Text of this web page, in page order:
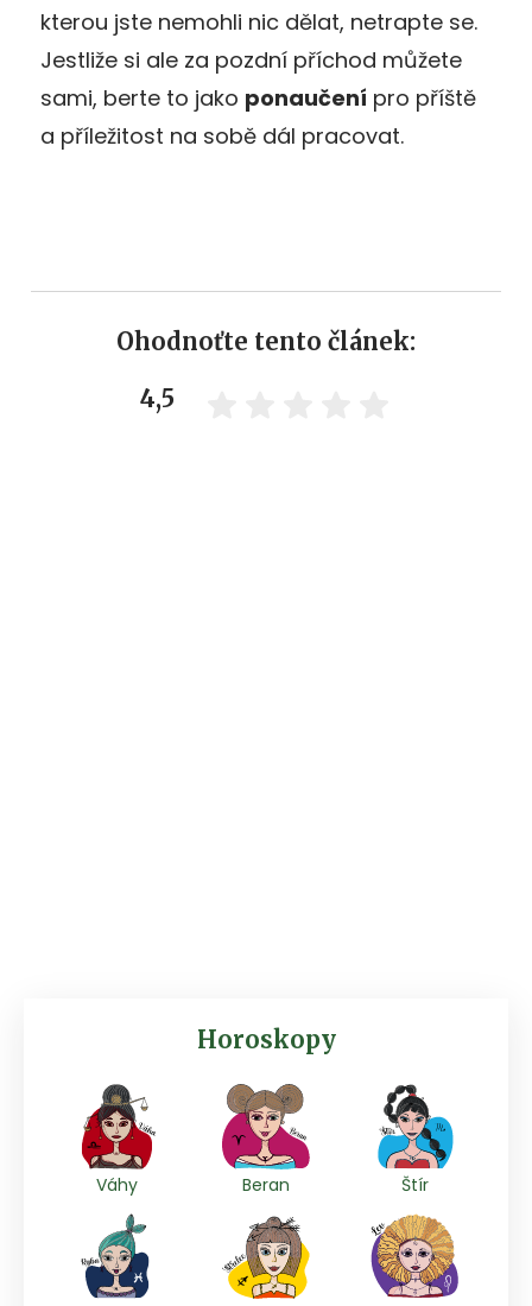
kterou jste nemohli nic dělat, netrapte se.
Jestliže si ale za pozdní příchod můžete
sami, berte to jako ponaučení pro příště
a příležitost na sobě dál pracovat.
Ohodnoťte tento článek:
4,5
Horoskopy
Váhy Beran Štír